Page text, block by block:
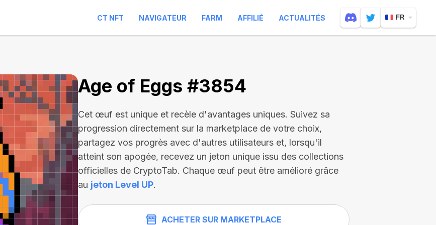
CT NFT NAVIGATEUR FARM AFFILIÉ ACTUALITÉS FR
Age of Eggs #3854
Cet œuf est unique et recèle d'avantages uniques. Suivez sa
progression directement sur la marketplace de votre choix,
partagez vos progrès avec d'autres utilisateurs et, lorsqu'il
atteint son apogée, recevez un jeton unique issu des collections
officielles de CryptoTab. Chaque œuf peut être amélioré grâce
au jeton Level UP.
ACHETER SUR MARKETPLACE